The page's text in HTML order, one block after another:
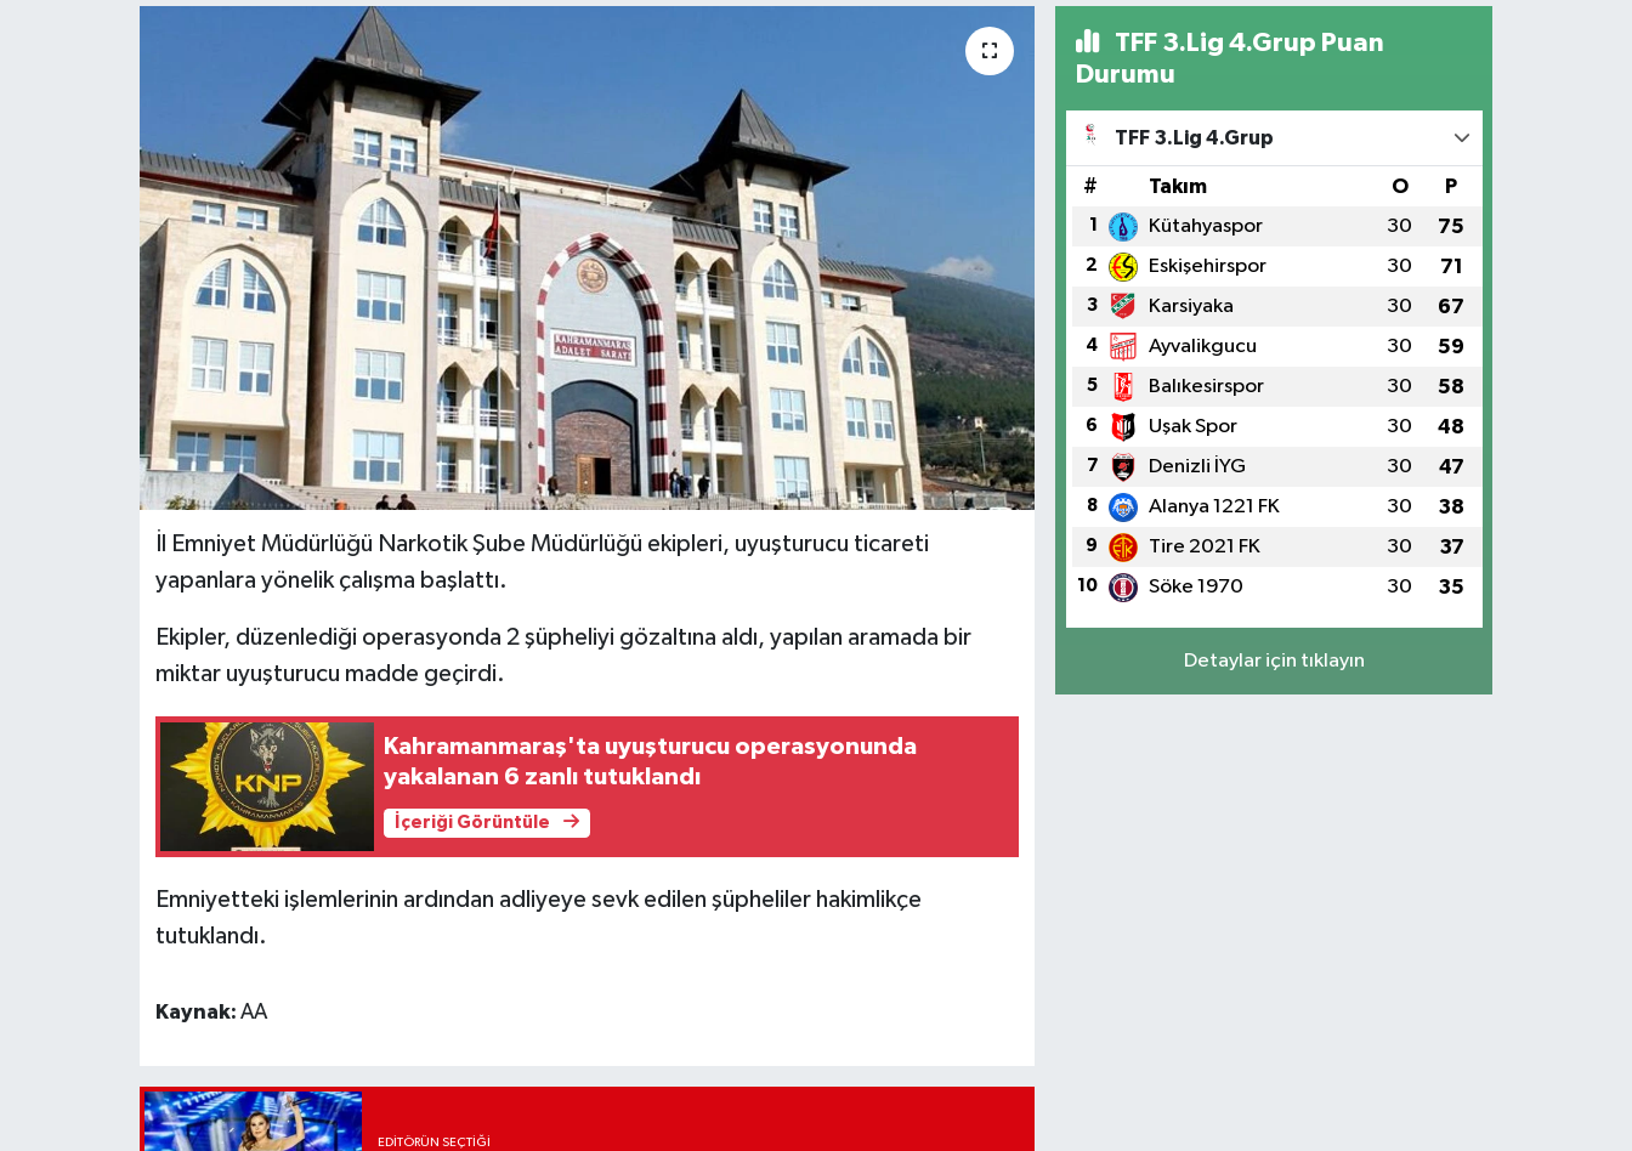
İl Emniyet Müdürlüğü Narkotik Şube Müdürlüğü ekipleri, uyuşturucu ticareti
yapanlara yönelik çalışma başlattı.
Ekipler, düzenlediği operasyonda 2 şüpheliyi gözaltına aldı, yapılan aramada bir
miktar uyuşturucu madde geçirdi.
Kahramanmaraş'ta uyuşturucu operasyonunda
yakalanan 6 zanlı tutuklandı
İçeriği Görüntüle
Emniyetteki işlemlerinin ardından adliyeye sevk edilen şüpheliler hakimlikçe
tutuklandı.
Kaynak: AA
EDITÖRÜN SEÇTIĞI
TFF 3.Lig 4.Grup Puan
Durumu
TFF 3.Lig 4.Grup
# Takım O P
1 Kütahyaspor 30 75
2 Eskişehirspor 30 71
3 Karsiyaka 30 67
4 Ayvalikgucu 30 59
5 Balıkesirspor 30 58
6 Uşak Spor 30 48
7 Denizli İYG 30 47
8 Alanya 1221 FK 30 38
9 Tire 2021 FK 30 37
10 Söke 1970 30 35
Detaylar için tıklayın